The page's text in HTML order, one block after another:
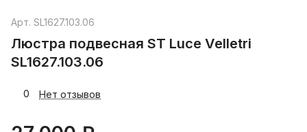
Арт. SL1627.103.06
Люстра подвесная ST Luce Velletri
SL1627.103.06
0 Нет отзывов